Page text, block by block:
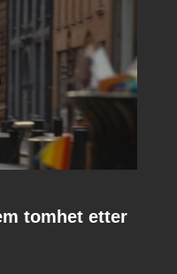
tomhet etter